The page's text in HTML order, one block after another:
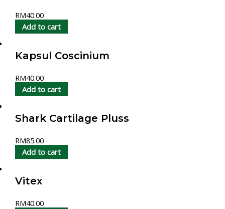
RM40.00
Add to cart
Kapsul Coscinium
RM40.00
Add to cart
Shark Cartilage Pluss
RM85.00
Add to cart
Vitex
RM40.00